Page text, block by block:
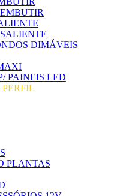
DIMÁVEIS
PAINEIS LED
PLANTAS